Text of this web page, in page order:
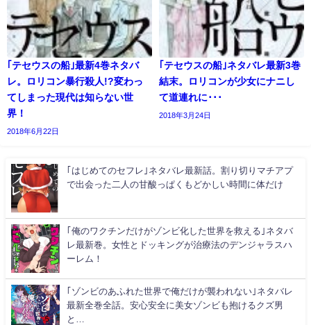
｢テセウスの船｣最新4巻ネタバ
レ。ロリコン暴行殺人!?変わっ
てしまった現代は知らない世
界！
2018年6月22日
｢テセウスの船｣ネタバレ最新3巻
結末。ロリコンが少女にナニし
て道連れに･･･
2018年3月24日
｢はじめてのセフレ｣ネタバレ最新話。割り切りマチアプ
で出会った二人の甘酸っぱくもどかしい時間に体だけ
｢俺のワクチンだけがゾンビ化した世界を救える｣ネタバ
レ最新巻。女性とドッキングが治療法のデンジャラスハ
ーレム！
｢ゾンビのあふれた世界で俺だけが襲われない｣ネタバレ
最新全巻全話。安心安全に美女ゾンビも抱けるクズ男
と…